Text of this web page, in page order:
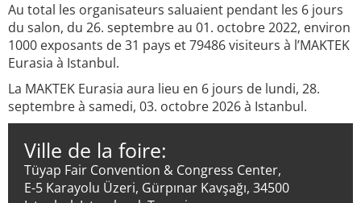
Au total les organisateurs saluaient pendant les 6 jours
du salon, du 26. septembre au 01. octobre 2022, environ
1000 exposants de 31 pays et 79486 visiteurs à l’MAKTEK
Eurasia à Istanbul.
La MAKTEK Eurasia aura lieu en 6 jours de lundi, 28.
septembre à samedi, 03. octobre 2026 à Istanbul.
Ville de la foire:
Tüyap Fair Convention & Congress Center,
E-5 Karayolu Üzeri, Gürpınar Kavşağı, 34500